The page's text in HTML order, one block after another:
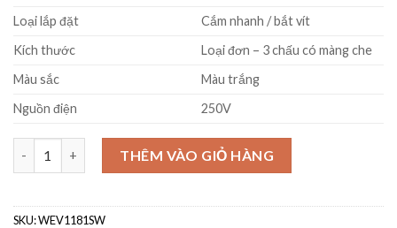
Loại lắp đặt
Cắm nhanh / bắt vít
Kích thước
Loại đơn – 3 chấu có màng che
Màu sắc
Màu trắng
Nguồn điện
250V
Ổ cắm điện 3 chấu Panasonic WEV1181SW cắm nhanh số lượng
THÊM VÀO GIỎ HÀNG
SKU:WEV1181SW